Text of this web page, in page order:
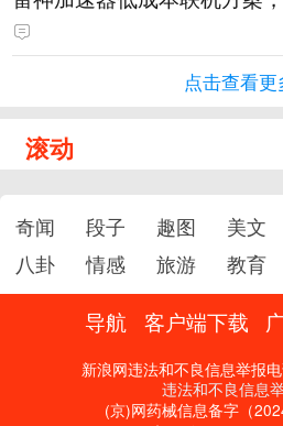
免费试用
点击查看更
滚动
奇闻 段子 趣图 美文
八卦
情感 旅游 教育
导航 客户端下载
新浪网违法和不良信息举报
违法和不良信息
(京)网药械信息备字（